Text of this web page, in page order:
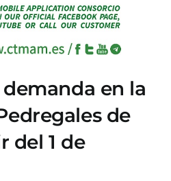
en la
de
del 1 de